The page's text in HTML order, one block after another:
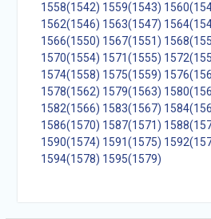
1558(1542) 1559(1543)
1562(1546) 1563(1547)
1566(1550) 1567(1551)
1570(1554) 1571(1555)
1574(1558) 1575(1559)
1578(1562) 1579(1563)
1582(1566) 1583(1567)
1586(1570) 1587(1571)
1590(1574) 1591(1575)
1594(1578) 1595(1579)